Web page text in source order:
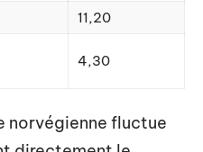
11,20
4,30
norvégienne fluctue